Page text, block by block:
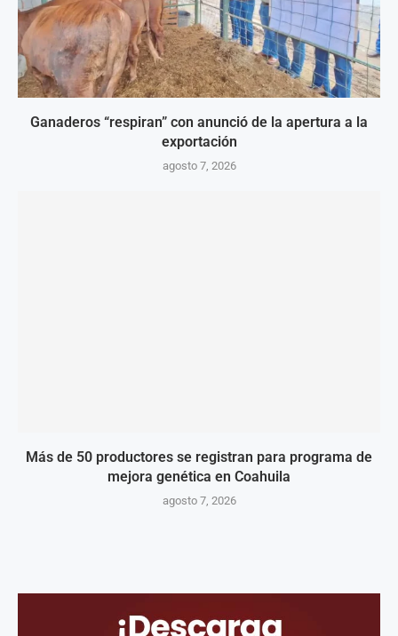
Ganaderos “respiran” con anunció de la apertura a la
exportación
agosto 7, 2026
Más de 50 productores se registran para programa de
mejora genética en Coahuila
agosto 7, 2026